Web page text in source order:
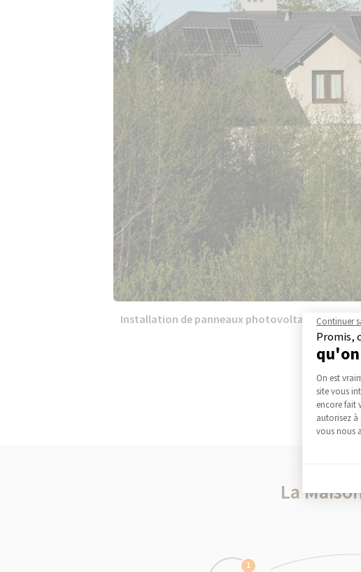
Installation de panneaux photovoltaïques sur
PLUS
La
1
Continuer
Promis,
On est
site vous
encore fait
autorisez à
vous nous